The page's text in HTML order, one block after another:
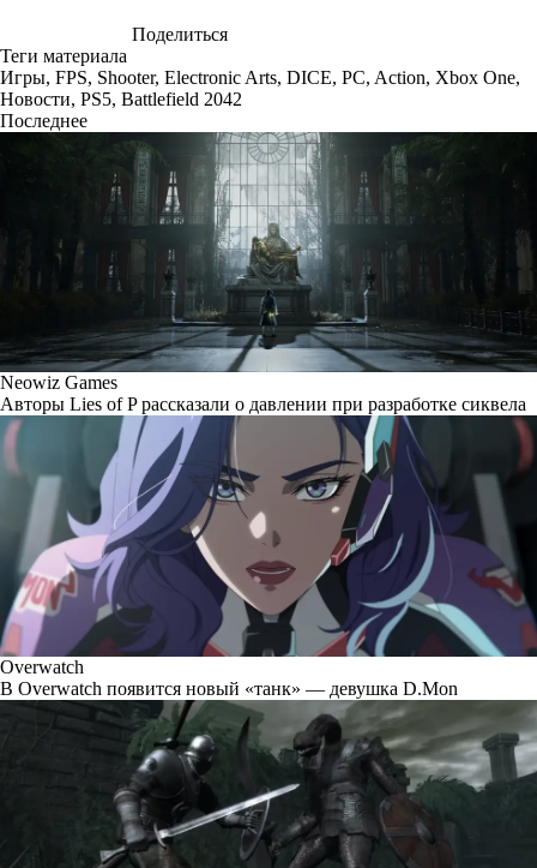
Поделиться
Теги материала
Игры, FPS, Shooter, Electronic Arts, DICE, PC, Action, Xbox One,
Новости, PS5, Battlefield 2042
Последнее
Neowiz Games
Авторы Lies of P рассказали о давлении при разработке сиквела
Overwatch
В Overwatch появится новый «танк» — девушка D.Mon